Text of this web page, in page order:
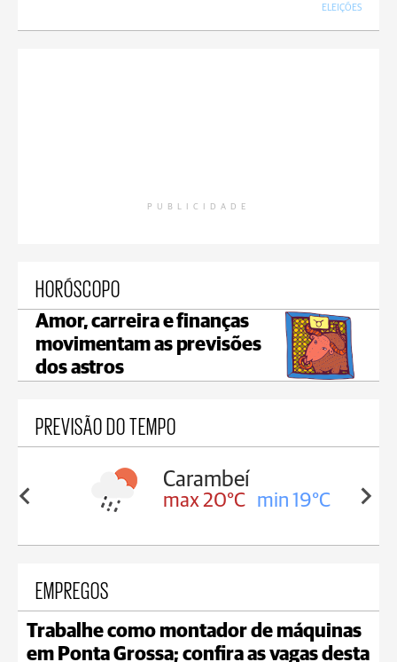
ELEIÇÕES
PUBLICIDADE
HORÓSCOPO
Amor, carreira e finanças
movimentam as previsões
dos astros
PREVISÃO DO TEMPO
19°C
Carambeí
max 20°C min 19°C
EMPREGOS
Trabalhe como montador de máquinas
em Ponta Grossa; confira as vagas desta